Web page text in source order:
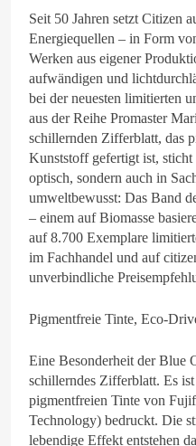
Seit 50 Jahren setzt Citizen
Energiequellen – in Form
Werken aus eigener
aufwändigen und
bei der neuesten limitierten
aus der Reihe Promaster
schillernden Zifferblatt, das
Kunststoff gefertigt ist,
optisch, sondern auch in
umweltbewusst: Das Band
– einem auf Biomasse
auf 8.700 Exemplare
im Fachhandel und auf
unverbindliche
Pigmentfreie Tinte, Eco-
Eine Besonderheit der Blue
schillerndes Zifferblatt. Es
pigmentfreien Tinte von
Technology) bedruckt. Die
lebendige Effekt entstehen